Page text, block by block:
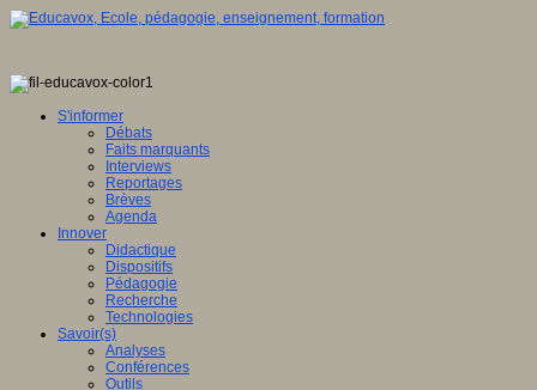
S'informer
Débats
Faits marquants
Interviews
Reportages
Brèves
Agenda
Innover
Didactique
Dispositifs
Pédagogie
Recherche
Technologies
Savoir(s)
Analyses
Conférences
Outils